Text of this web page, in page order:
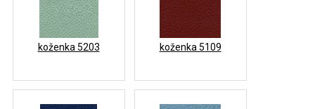
koženka 5203 koženka 5109